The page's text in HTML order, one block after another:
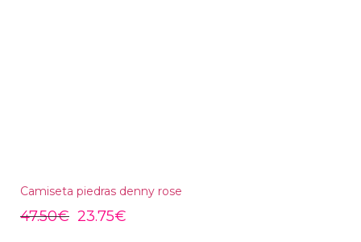
Camiseta piedras denny rose
47.50€ 23.75€